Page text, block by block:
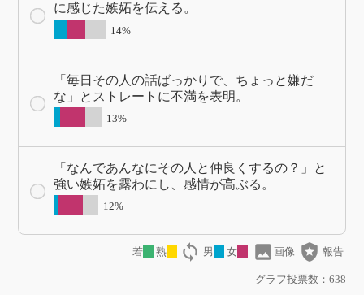
に感じた嫉妬を伝える。
14%
「毎日その人の話ばっかりで、ちょっと嫌だ
な」とストレートに不満を表明。
13%
「なんであんなにその人と仲良くするの？」と
強い嫉妬を露わにし、感情が高ぶる。
12%
若 熟 loop 男 女 image 画像 local_police 報告
グラフ投票数：638